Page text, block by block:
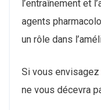
l’entraînement et
agents
un rôle dans
Si vous envisagez
ne vous décevra